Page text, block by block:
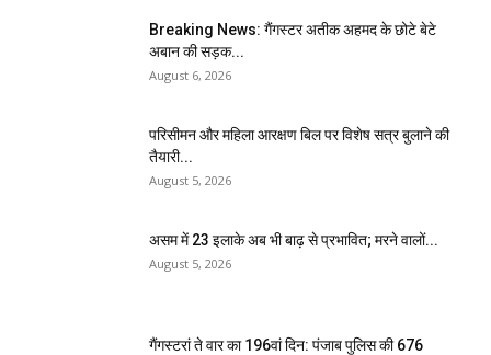
Breaking News: गैंगस्टर अतीक अहमद के छोटे बेटे
अबान की सड़क...
August 6, 2026
परिसीमन और महिला आरक्षण बिल पर विशेष सत्र बुलाने की
तैयारी...
August 5, 2026
असम में 23 इलाके अब भी बाढ़ से प्रभावित; मरने वालों...
August 5, 2026
गैंगस्टरां ते वार का 196वां दिन: पंजाब पुलिस की 676